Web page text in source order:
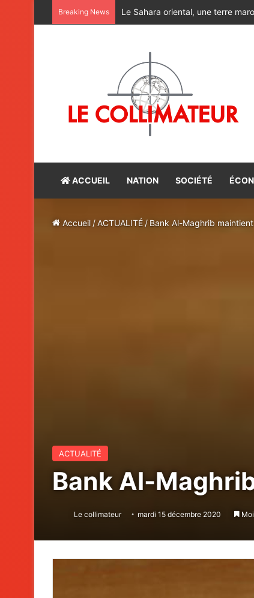
Breaking News Alerte rouge : Halte aux
ACCUEIL NATION SOCIÉTÉ
Accueil /ACTUALITÉ / Bank Al-Maghrib
ACTUALITÉ
Bank Al-
Le collimateur mardi 15 décembre 2020